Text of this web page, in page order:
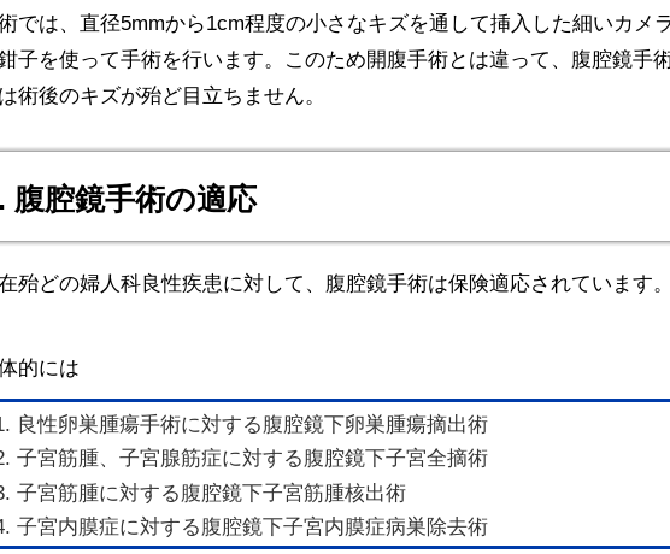
では、直径5mmから1cm程度の小さなキズを通して挿入した細いカメラ
子を使って手術を行います。このため開腹手術とは違って、腹腔鏡手
術後のキズが殆ど目立ちません。
腹腔鏡手術の適応
殆どの婦人科良性疾患に対して、腹腔鏡手術は保険適応されています。
的には
良性卵巣腫瘍手術に対する腹腔鏡下卵巣腫瘍摘出術
子宮筋腫、子宮腺筋症に対する腹腔鏡下子宮全摘術
子宮筋腫に対する腹腔鏡下子宮筋腫核出術
子宮内膜症に対する腹腔鏡下子宮内膜症病巣除去術